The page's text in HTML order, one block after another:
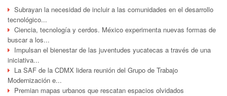
Subrayan la necesidad de incluir a las comunidades en el desarrollo
tecnológico...
Ciencia, tecnología y cerdos. México experimenta nuevas formas de
buscar a los...
Impulsan el bienestar de las juventudes yucatecas a través de una
iniciativa...
La SAF de la CDMX lidera reunión del Grupo de Trabajo
Modernización e...
Premian mapas urbanos que rescatan espacios olvidados